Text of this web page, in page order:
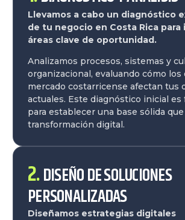
Llevamos a cabo un diagnóstico
de tu negocio en Costa Rica
áreas clave de oportunidad.
Analizamos procesos, sistemas y
organizacional, evaluando cómo los
mercado costarricense afectan tus
actuales. Este diagnóstico inicial es
para establecer una base sólida
transformación digital.
2.DISEÑO DE SOLUCIONES
PERSONALIZADAS
Diseñamos estrategias digitales